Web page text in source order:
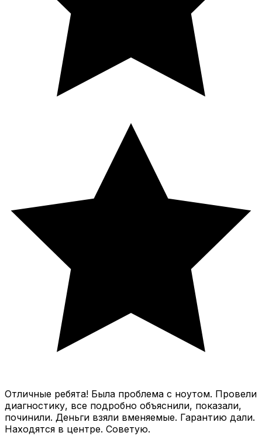
Отличные ребята! Была проблема с ноутом. Провели
диагностику, все подробно объяснили, показали,
починили. Деньги взяли вменяемые. Гарантию дали.
Находятся в центре. Советую.